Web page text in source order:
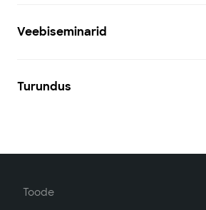
Veebiseminarid
Turundus
Toode